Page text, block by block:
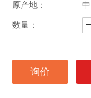
原产地：
中
数量：
询价